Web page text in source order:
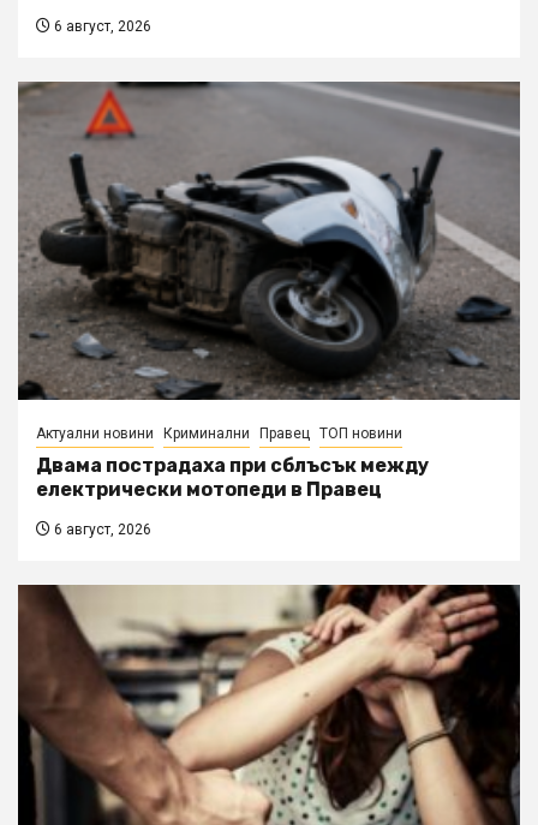
6 август, 2026
Актуални новини Криминални Правец ТОП новини
Двама пострадаха при сблъсък между
електрически мотопеди в Правец
6 август, 2026